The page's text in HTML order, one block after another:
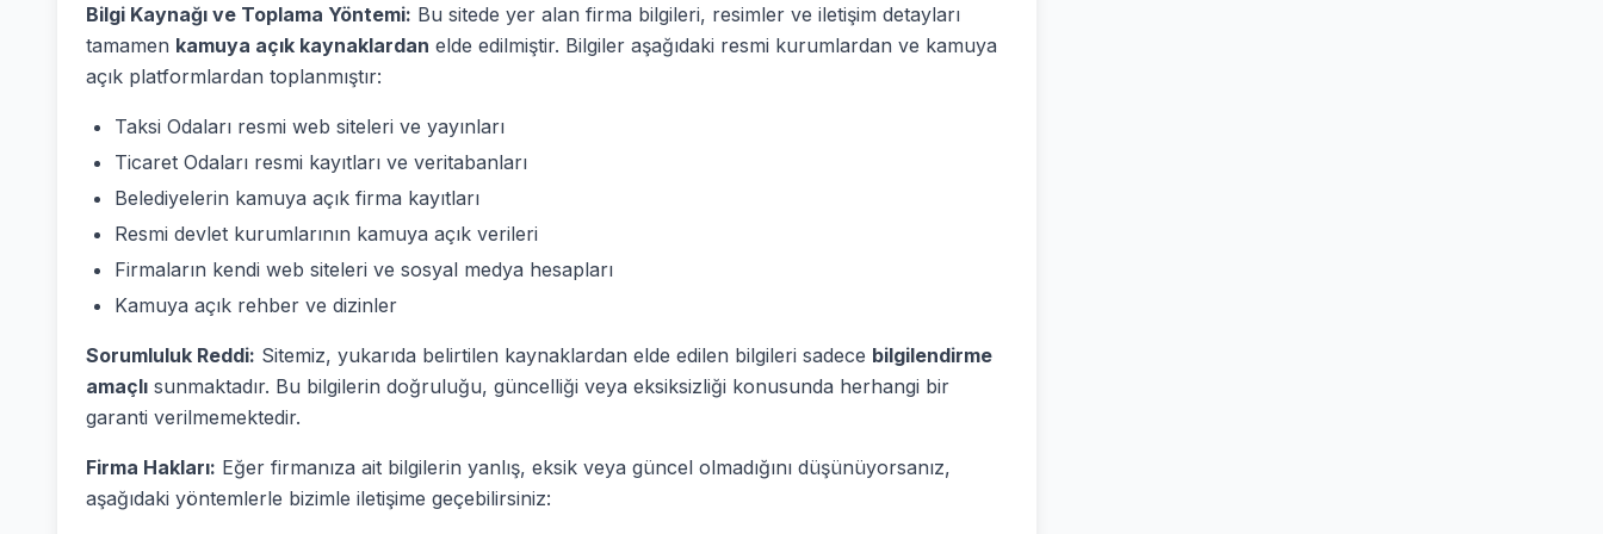
Bilgi Kaynağı ve Toplama Yöntemi: Bu sitede yer alan firma bilgileri, resimler ve iletişim detayları
tamamen kamuya açık kaynaklardan elde edilmiştir. Bilgiler aşağıdaki resmi kurumlardan ve kamuya
açık platformlardan toplanmıştır:
Taksi Odaları resmi web siteleri ve yayınları
Ticaret Odaları resmi kayıtları ve veritabanları
Belediyelerin kamuya açık firma kayıtları
Resmi devlet kurumlarının kamuya açık verileri
Firmaların kendi web siteleri ve sosyal medya hesapları
Kamuya açık rehber ve dizinler
Sorumluluk Reddi: Sitemiz, yukarıda belirtilen kaynaklardan elde edilen bilgileri sadece bilgilendirme
amaçlı sunmaktadır. Bu bilgilerin doğruluğu, güncelliği veya eksiksizliği konusunda herhangi bir
garanti verilmemektedir.
Firma Hakları: Eğer firmanıza ait bilgilerin yanlış, eksik veya güncel olmadığını düşünüyorsanız,
aşağıdaki yöntemlerle bizimle iletişime geçebilirsiniz: